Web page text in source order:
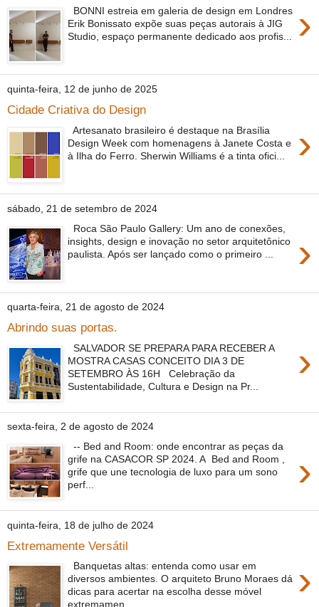
›
BONNI estreia em galeria de design em Londres
Erik Bonissato expõe suas peças autorais à JIG
Studio, espaço permanente dedicado aos profis...
quinta-feira, 12 de junho de 2025
Cidade Criativa do Design
›
Artesanato brasileiro é destaque na Brasília
Design Week com homenagens à Janete Costa e
à Ilha do Ferro. Sherwin Williams é a tinta ofici...
sábado, 21 de setembro de 2024
›
Roca São Paulo Gallery: Um ano de conexões,
insights, design e inovação no setor arquitetônico
paulista. Após ser lançado como o primeiro ...
quarta-feira, 21 de agosto de 2024
Abrindo suas portas.
›
SALVADOR SE PREPARA PARA RECEBER A
MOSTRA CASAS CONCEITO DIA 3 DE
SETEMBRO ÀS 16H Celebração da
Sustentabilidade, Cultura e Design na Pr...
sexta-feira, 2 de agosto de 2024
›
-- Bed and Room: onde encontrar as peças da
grife na CASACOR SP 2024. A Bed and Room ,
grife que une tecnologia de luxo para um sono
perf...
quinta-feira, 18 de julho de 2024
Extremamente Versátil
›
Banquetas altas: entenda como usar em
diversos ambientes. O arquiteto Bruno Moraes dá
dicas para acertar na escolha desse móvel
extremamen...